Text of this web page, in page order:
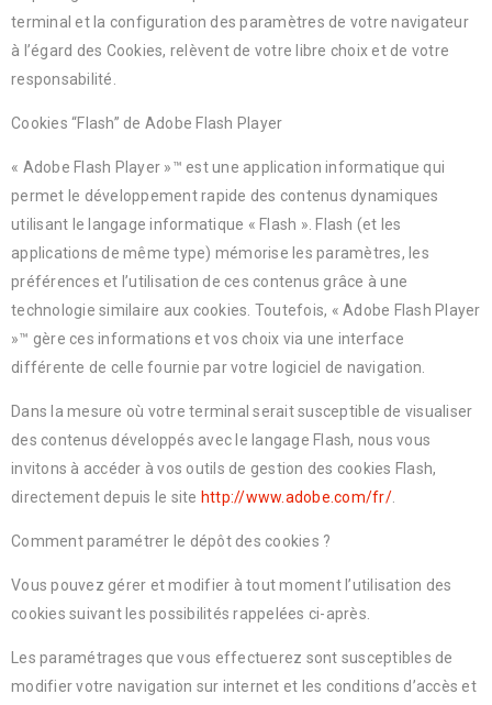
terminal et la configuration des paramètres de votre navigateur
à l’égard des Cookies, relèvent de votre libre choix et de votre
responsabilité.
Cookies “Flash” de Adobe Flash Player
« Adobe Flash Player »™ est une application informatique qui
permet le développement rapide des contenus dynamiques
utilisant le langage informatique « Flash ». Flash (et les
applications de même type) mémorise les paramètres, les
préférences et l’utilisation de ces contenus grâce à une
technologie similaire aux cookies. Toutefois, « Adobe Flash Player
»™ gère ces informations et vos choix via une interface
différente de celle fournie par votre logiciel de navigation.
Dans la mesure où votre terminal serait susceptible de visualiser
des contenus développés avec le langage Flash, nous vous
invitons à accéder à vos outils de gestion des cookies Flash,
directement depuis le site http://www.adobe.com/fr/.
Comment paramétrer le dépôt des cookies ?
Vous pouvez gérer et modifier à tout moment l’utilisation des
cookies suivant les possibilités rappelées ci-après.
Les paramétrages que vous effectuerez sont susceptibles de
modifier votre navigation sur internet et les conditions d’accès et